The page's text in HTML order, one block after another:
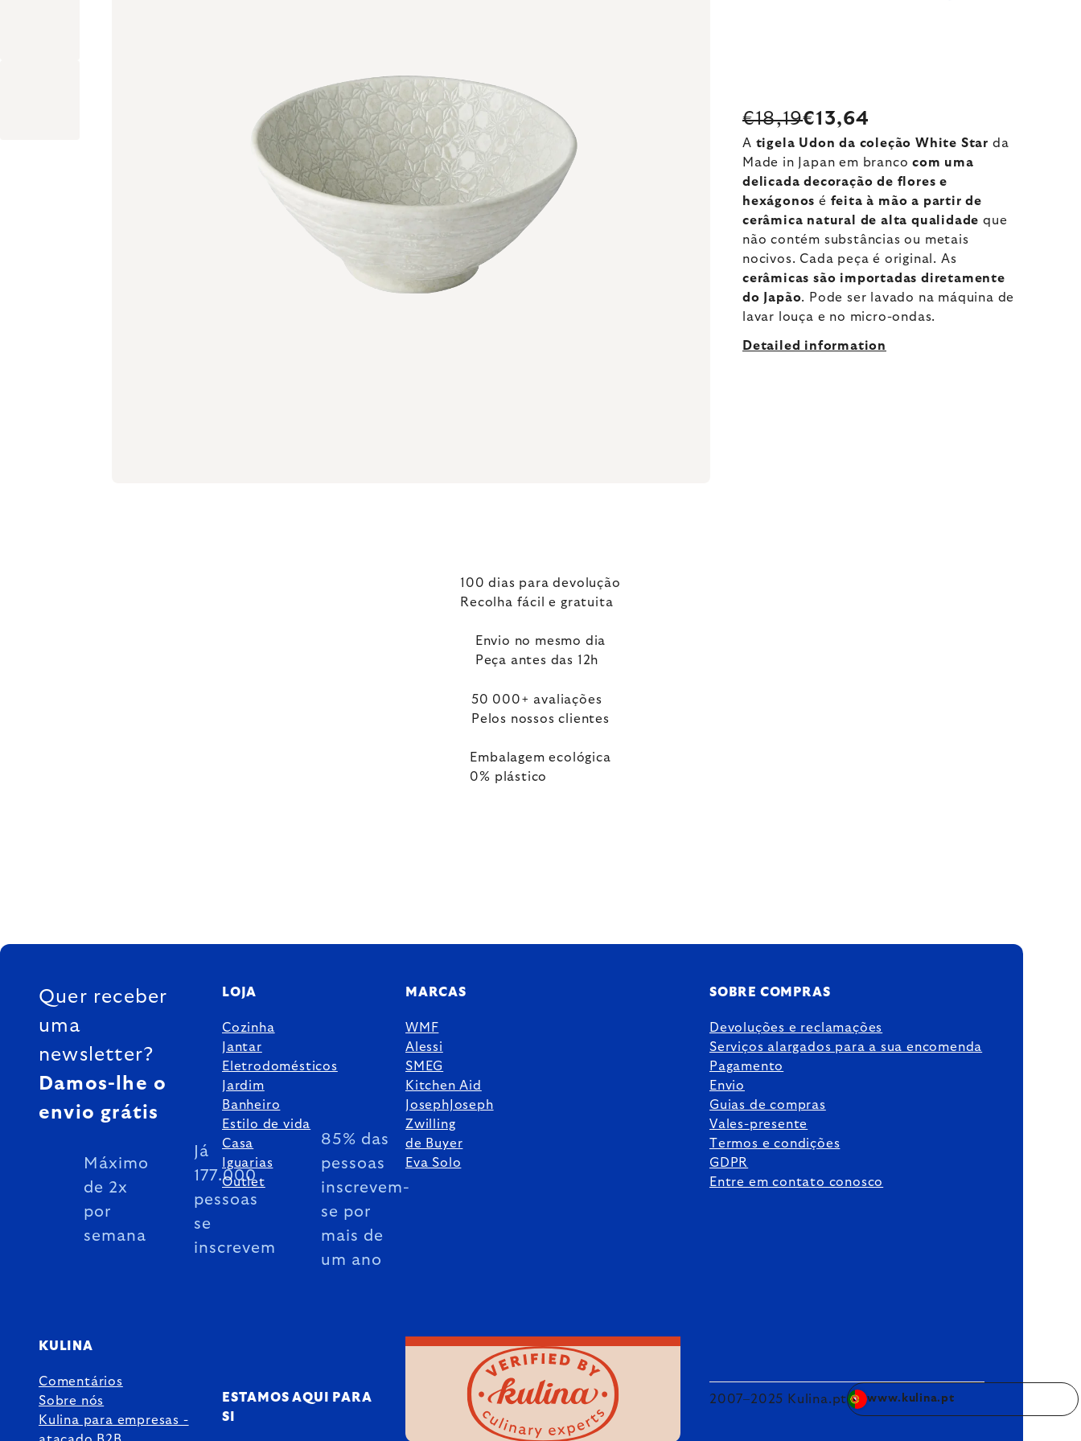
€18,19€13,64
A tigela Udon da coleção White Star da
Made in Japan em brancocom uma
delicada decoração de flores e
hexágonos é feita à mão a partir de
cerâmica natural de alta qualidade que
não contém substâncias ou metais
nocivos. Cada peça é original. As
cerâmicas são importadas diretamente
do Japão. Pode ser lavado na máquina de
lavar louça e no micro-ondas.
Detailed information
100 dias para devolução
Recolha fácil e gratuita
Envio no mesmo dia
Peça antes das 12h
50 000+ avaliações
Pelos nossos clientes
Embalagem ecológica
0% plástico
FOOTER
Quer receber
uma
newsletter?
Damos-lhe o
envio grátis
Máximo
de 2x
por
semana
Já
177.000
pessoas
se
inscrevem
85% das
pessoas
inscrevem-
se por
mais de
um ano
LOJA
Cozinha
Jantar
Eletrodomésticos
Jardim
Banheiro
Estilo de vida
Casa
Iguarias
Outlet
MARCAS
WMF
Alessi
SMEG
Kitchen Aid
JosephJoseph
Zwilling
de Buyer
Eva Solo
SOBRE COMPRAS
Devoluções e reclamações
Serviços alargados para a sua encomenda
Pagamento
Envio
Guias de compras
Vales-presente
Termos e condições
GDPR
Entre em contato conosco
KULINA
Comentários
Sobre nós
Kulina para empresas -
ESTAMOS AQUI PARA
SI
2007–2025 Kulina.pt www.kulina.pt